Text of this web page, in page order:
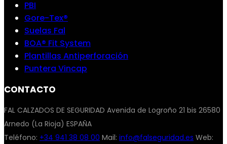
PBI
Gore-Tex®
Suelas Fal
BOA® Fit System
Plantillas Antiperforación
Puntera Vincap
CONTACTO
FAL CALZADOS DE SEGURIDAD Avenida de Logroño 21 bis 26580
Arnedo (La Rioja) ESPAÑA
Teléfono: +34 941 38 08 00 Mail: info@falseguridad.es Web: